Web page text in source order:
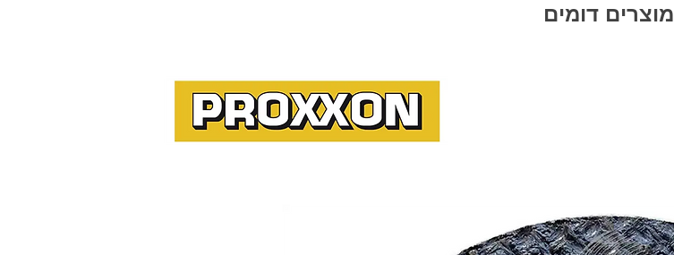
מוצרים דומים